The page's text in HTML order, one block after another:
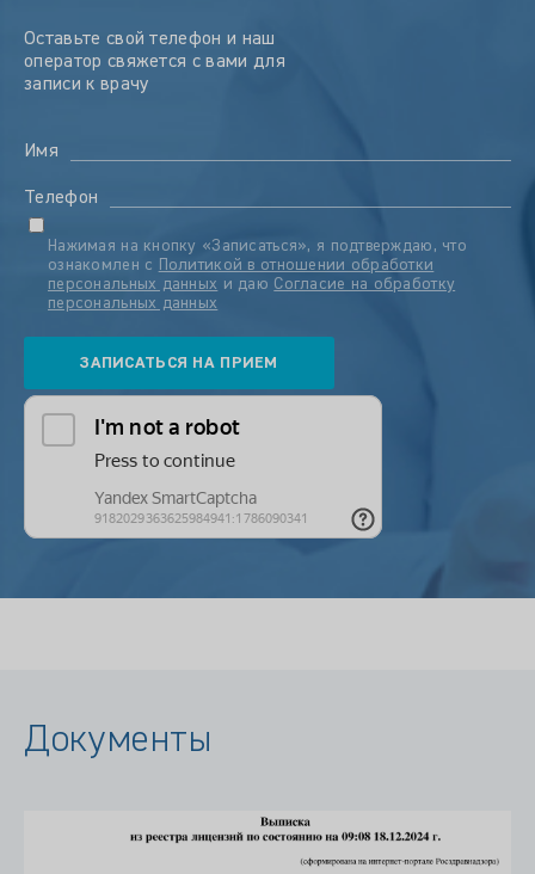
Оставьте свой телефон и наш
оператор свяжется с вами для
записи к врачу
Имя
Телефон
Нажимая на кнопку «Записаться», я подтверждаю, что
ознакомлен с
Политикой в отношении обработки
персональных данных и даю Согласие на обработку
персональных данных
Документы